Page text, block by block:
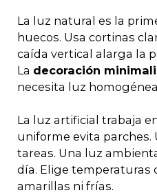
La luz natural es la
huecos. Usa cortinas
caída vertical alarga la
La decoración
necesita luz
La luz artificial trabaja
uniforme evita
tareas. Una luz
día. Elige temperaturas
amarillas ni frías.